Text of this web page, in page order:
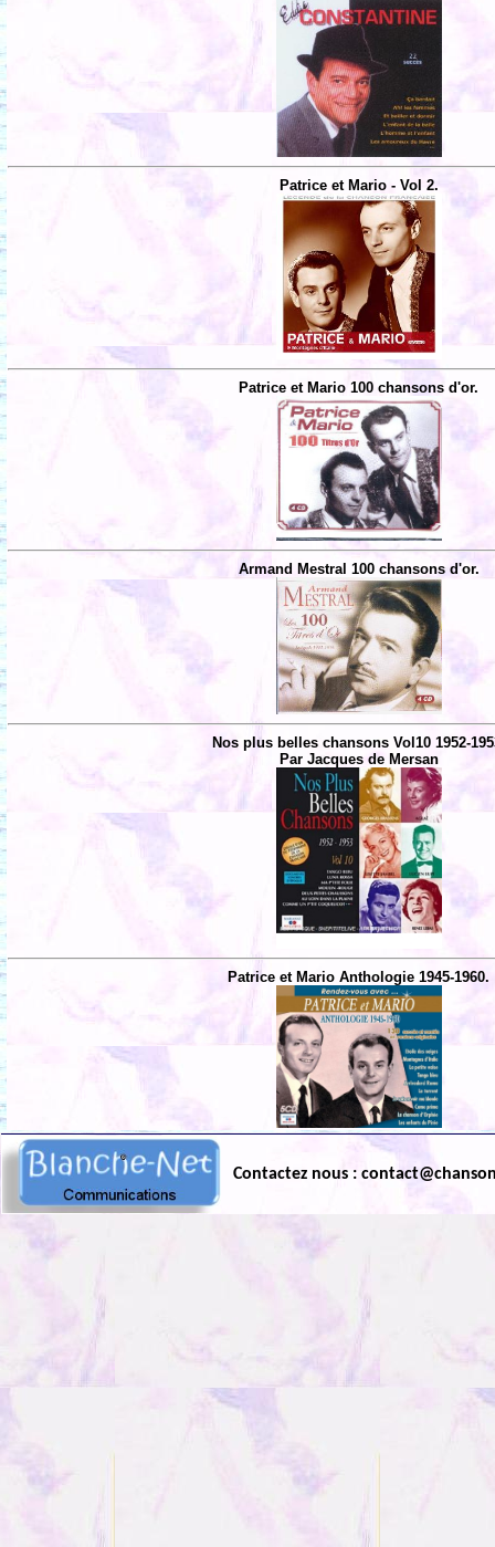
Patrice et Mario - Vol 2.
Patrice et Mario 100 chansons d'or.
Armand Mestral 100 chansons d'or.
Nos plus belles chansons Vol10 1952-
Par Jacques de Mersan
Patrice et Mario Anthologie 1945-1960.
Contactez nous :